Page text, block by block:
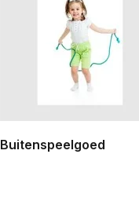
Buitenspeelgoed